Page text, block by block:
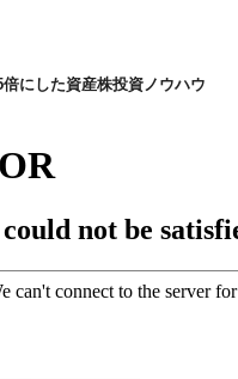
にした資産株投資ノウハウ